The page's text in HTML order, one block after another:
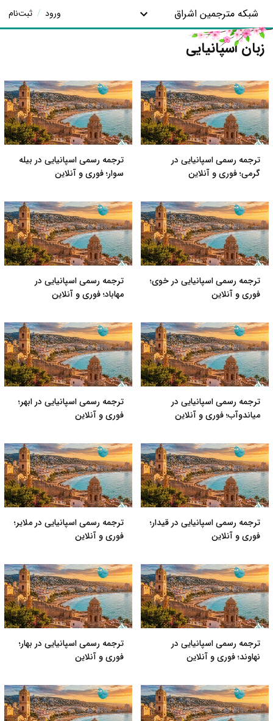
شبکه مترجمین اشراق ورود / ثبت‌نام
زبان اسپانیایی
ترجمه رسمی اسپانیایی در
گرمی؛ فوری و آنلاین
ترجمه رسمی اسپانیایی در بیله
سوار؛ فوری و آنلاین
ترجمه رسمی اسپانیایی در خوی؛
فوری و آنلاین
ترجمه رسمی اسپانیایی در
مهاباد؛ فوری و آنلاین
ترجمه رسمی اسپانیایی در
میاندوآب؛ فوری و آنلاین
ترجمه رسمی اسپانیایی در ابهر؛
فوری و آنلاین
ترجمه رسمی اسپانیایی در قیدار؛
فوری و آنلاین
ترجمه رسمی اسپانیایی در ملایر؛
فوری و آنلاین
ترجمه رسمی اسپانیایی در
نهاوند؛ فوری و آنلاین
ترجمه رسمی اسپانیایی در بهار؛
فوری و آنلاین